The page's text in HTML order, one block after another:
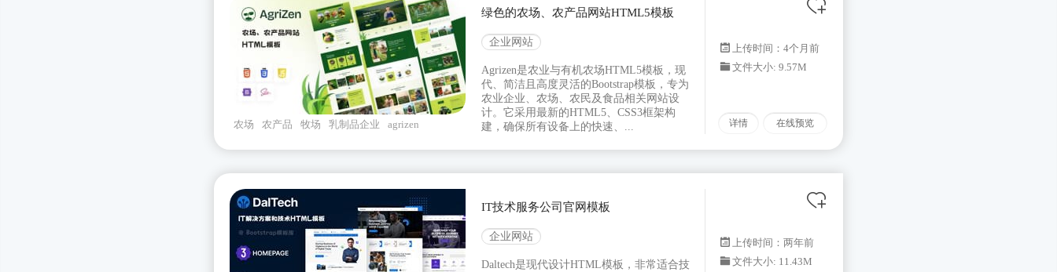
农场 农产品 牧场 乳制品企业 agrizen
绿色的农场、农产品网站HTML5模板
企业网站
Agrizen是农业与有机农场HTML5模板，现
代、简洁且高度灵活的Bootstrap模板，专为
农业企业、农场、农民及食品相关网站设
计。它采用最新的HTML5、CSS3框架构
建，确保所有设备上的快速、...
上传时间：4个月前
文件大小: 9.57M
详情 在线预览
IT技术服务公司官网模板
企业网站
Daltech是现代设计HTML模板，非常适合技
上传时间：两年前
文件大小: 11.43M